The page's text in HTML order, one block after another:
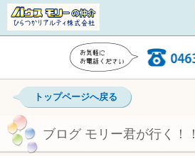
トップページへ戻る
ブログ モリー君が行く！！